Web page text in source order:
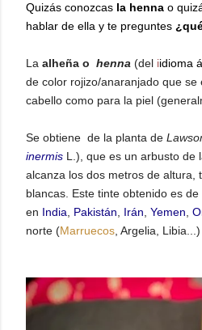
Quizás conozcas la henna o
hablar de ella y te preguntes
La alheña o henna (del iidioma
de color rojizo/anaranjado que se
cabello como para la piel
Se obtiene de la planta de
inermis L.), que es un arbusto de
alcanza los dos metros de altura,
blancas. Este tinte obtenido es de
en India Pakistán Irán Yemen
norte (Marruecos , Argelia, Libia...)